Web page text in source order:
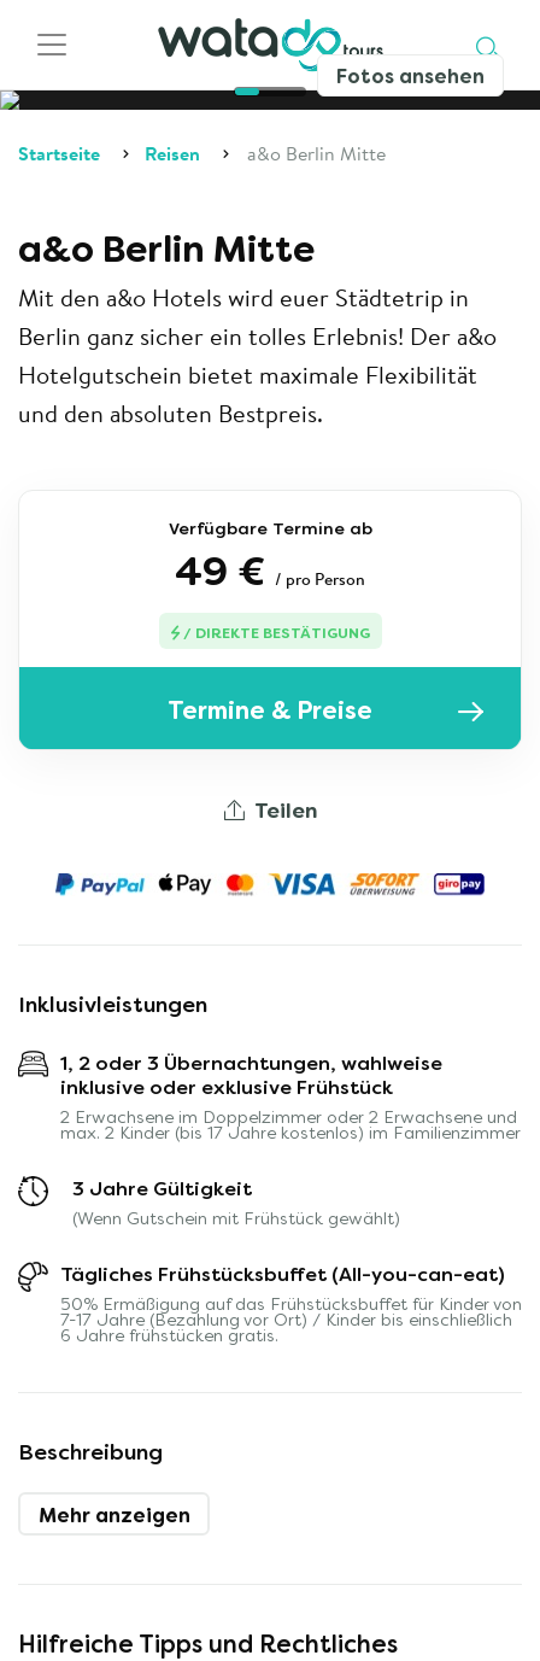
Fotos ansehen
Startseite Reisen a&o Berlin Mitte
a&o Berlin Mitte
Mit den a&o Hotels wird euer Städtetrip in
Berlin ganz sicher ein tolles Erlebnis! Der a&o
Hotelgutschein bietet maximale Flexibilität
und den absoluten Bestpreis.
Verfügbare Termine ab
49 € / pro Person
/ DIREKTE BESTÄTIGUNG
Termine & Preise
Teilen
Inklusivleistungen
1, 2 oder 3 Übernachtungen, wahlweise
inklusive oder exklusive Frühstück
2 Erwachsene im Doppelzimmer oder 2 Erwachsene und
max. 2 Kinder (bis 17 Jahre kostenlos) im Familienzimmer
3 Jahre Gültigkeit
(Wenn Gutschein mit Frühstück gewählt)
Tägliches Frühstücksbuffet (All-you-can-eat)
50% Ermäßigung auf das Frühstücksbuffet für Kinder von
7-17 Jahre (Bezahlung vor Ort) / Kinder bis einschließlich
6 Jahre frühstücken gratis.
Beschreibung
Mehr anzeigen
Hilfreiche Tipps und Rechtliches